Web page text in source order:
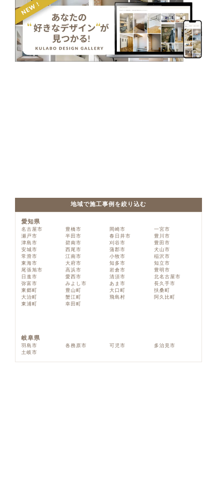
地域で施工事例を絞り込む
愛知県
名古屋市 豊橋市 岡崎市
一宮市
瀬戸市
半田市 春日井市
豊川市
津島市
碧南市 刈谷市
豊田市
安城市
西尾市 蒲郡市
犬山市
常滑市
江南市 小牧市
稲沢市
東海市
大府市 知多市
知立市
尾張旭市
高浜市 岩倉市
豊明市
日進市
愛西市 清須市
北名古屋市
弥富市
みよし市 あま市
長久手市
東郷町
豊山町 大口町
扶桑町
大治町
蟹江町 飛島村
阿久比町
東浦町
幸田町
岐阜県
羽島市 各務原市 可児市
多治見市
土岐市